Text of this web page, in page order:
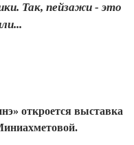
Так, пейзажи - это
откроется выставка